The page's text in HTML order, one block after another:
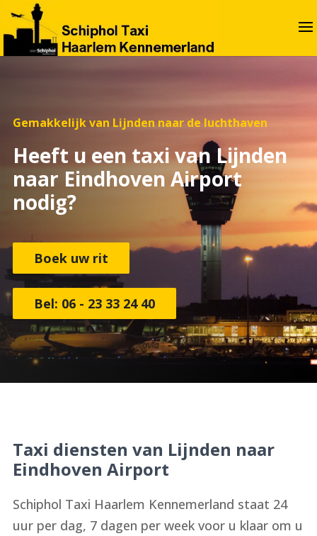
Gemakkelijk van Lijnden naar de luchthaven
Heeft u een taxi van Lijnden
naar Eindhoven Airport
nodig?
Boek uw rit
Bel: 06 - 23 33 24 40
Taxi diensten van Lijnden naar
Eindhoven Airport
Schiphol Taxi Haarlem Kennemerland staat 24
uur per dag, 7 dagen per week voor u klaar om u